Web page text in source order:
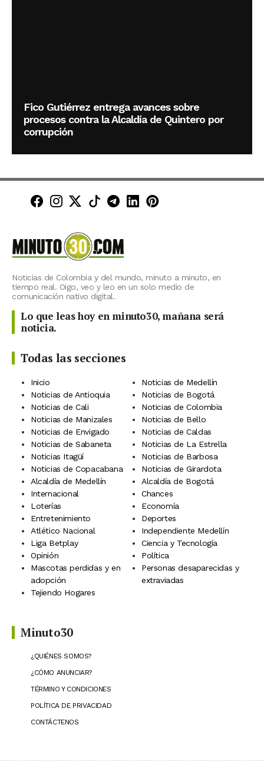
Fico Gutiérrez entrega avances sobre
procesos contra la Alcaldía de Quintero por
corrupción
Minuto30 en Facebook
Minuto30 en Instagram
Minuto30 en X (Twitter)
Minuto30 en TikTok
Canal de Minuto30 en
Minuto30 en LinkedIn
Minuto30 en
Noticias de Colombia y del mundo, minuto a minuto, en
tiempo real. Oigo, veo y leo en un solo medio de
comunicación nativo digital.
Lo que leas hoy en minuto30, mañana será
noticia.
Todas las secciones
Inicio
Noticias de Medellín
Noticias de Antioquia
Noticias de Bogotá
Noticias de Cali
Noticias de Colombia
Noticias de Manizales
Noticias de Bello
Noticias de Envigado
Noticias de Caldas
Noticias de Sabaneta
Noticias de La Estrella
Noticias Itagüí
Noticias de Barbosa
Noticias de Copacabana
Noticias de Girardota
Alcaldía de Medellín
Alcaldía de Bogotá
Internacional
Chances
Loterías
Economía
Entretenimiento
Deportes
Atlético Nacional
Independiente Medellín
Liga Betplay
Ciencia y Tecnología
Opinión
Política
Mascotas perdidas y en
adopción
Personas desaparecidas y
extraviadas
Tejiendo Hogares
Minuto30
¿QUIÉNES SOMOS?
¿CÓMO ANUNCIAR?
TÉRMINO Y CONDICIONES
POLÍTICA DE PRIVACIDAD
CONTÁCTENOS